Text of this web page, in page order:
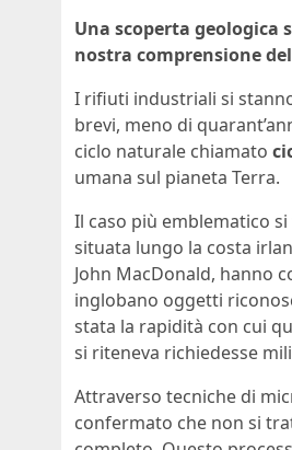
Una scoperta geologica
nostra comprensione
I rifiuti industriali si
brevi, meno di
ciclo naturale chiamato
umana sul pianeta Terra.
Il caso più emblematico
situata lungo la costa
John MacDonald, hanno
inglobano oggetti
stata la rapidità con cui
si riteneva richiedesse
Attraverso tecniche di
confermato che non si